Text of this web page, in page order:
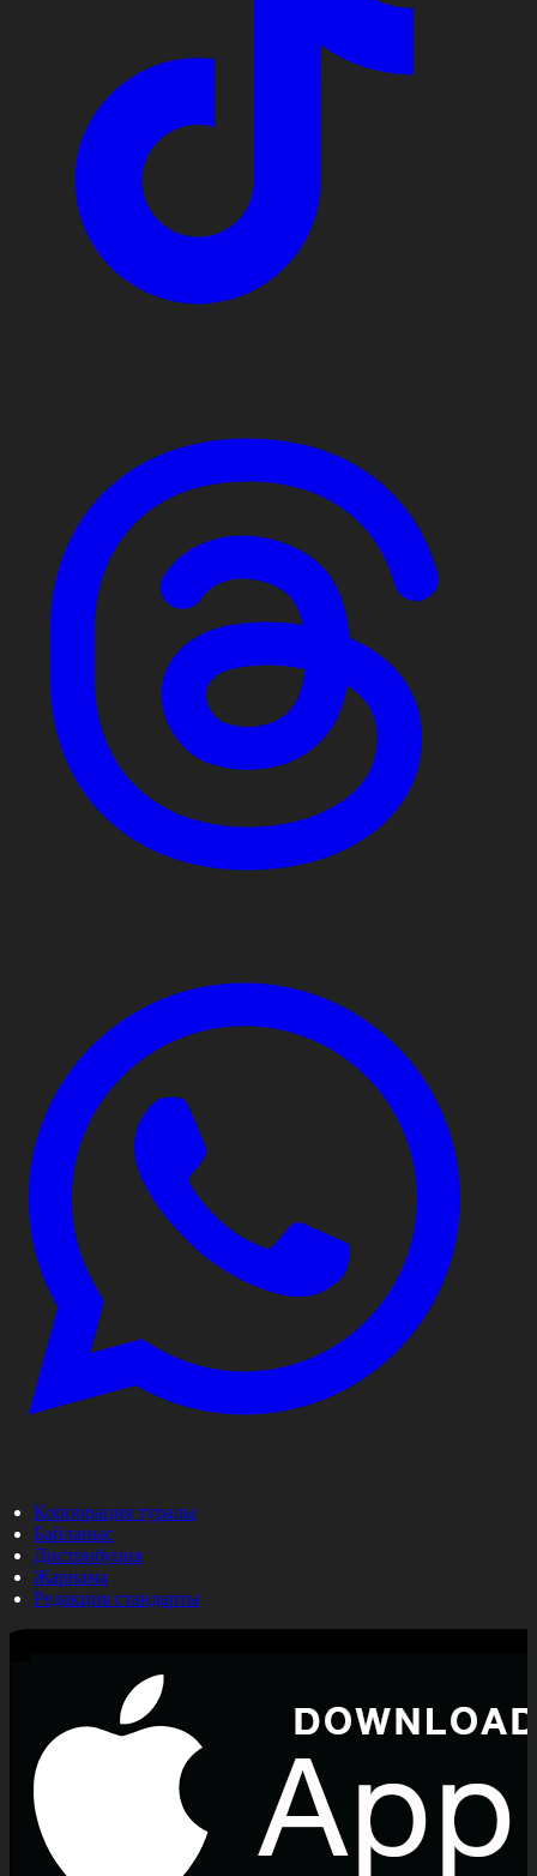
Корпорация туралы
Байланыс
Дистрибуция
Жарнама
Редакция стандарты